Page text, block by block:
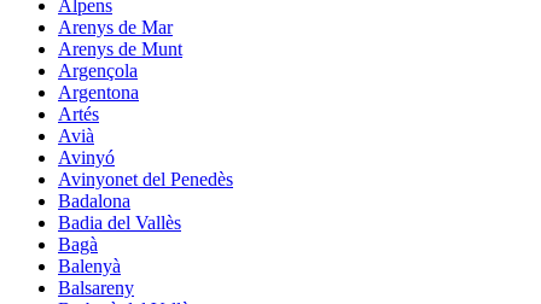
Alpens
Arenys de Mar
Arenys de Munt
Argençola
Argentona
Artés
Avià
Avinyó
Avinyonet del Penedès
Badalona
Badia del Vallès
Bagà
Balenyà
Balsareny